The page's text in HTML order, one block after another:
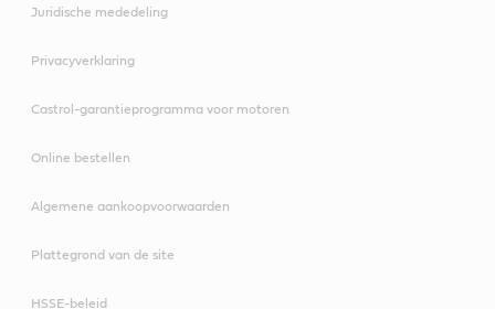
Kan worden gebruikt in heavy duty-dieselmotoren,
hydraulische systemen en transmissies waarvoor een
Juridische mededeling
Privacyverklaring
Castrol-garantieprogramma voor motoren
Online bestellen
Algemene aankoopvoorwaarden
Plattegrond van de site
HSSE-beleid